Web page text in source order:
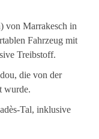
von Marrakesch in
Fahrzeug mit
Treibstoff.
die von der
wurde.
Tal, inklusive